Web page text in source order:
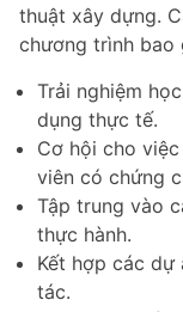
thuật xây dựng.
chương trình bao
Trải nghiệm
dụng thực tế.
Cơ hội cho
viên có chứng
Tập trung vào
thực hành.
Kết hợp các dự
tác.